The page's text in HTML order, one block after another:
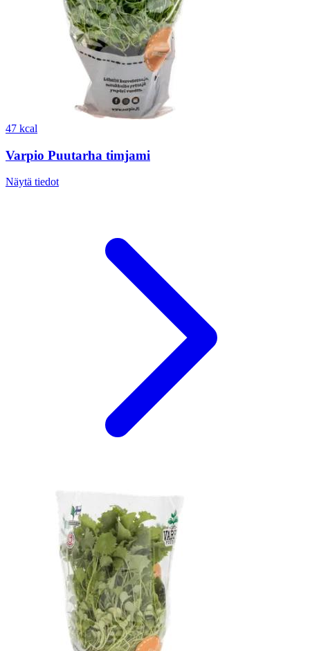
47 kcal
Varpio Puutarha timjami
Näytä tiedot